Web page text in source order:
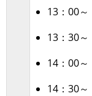
13：00～
13：30～
14：00～
14：30～